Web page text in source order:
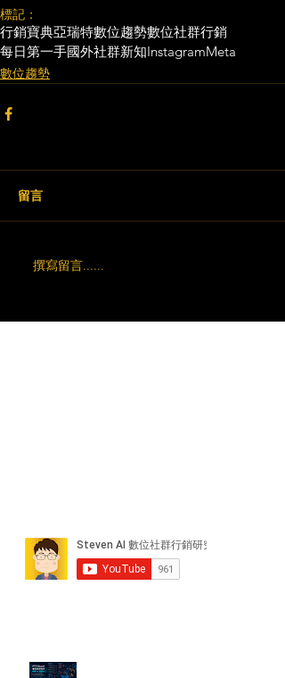
標記：
行銷寶典亞瑞特數位趨勢數位社群行銷
每日第一手國外社群新知InstagramMeta
數位趨勢
留言
撰寫留言......